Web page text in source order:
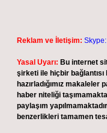
Reklam ve İletişim:
Yasal Uyarı: Bu internet
şirketi ile hiçbir bağlantısı
hazırladığımız
haber niteliği
paylaşım
benzerlikleri tamamen